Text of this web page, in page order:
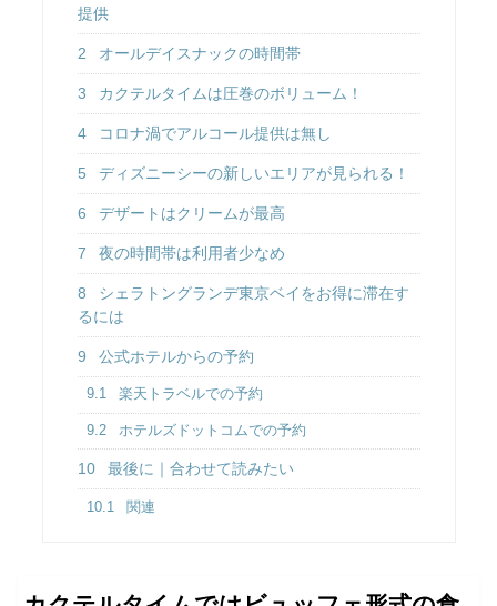
提供
2 オールデイスナックの時間帯
3 カクテルタイムは圧巻のボリューム！
4 コロナ渦でアルコール提供は無し
5 ディズニーシーの新しいエリアが見られる！
6 デザートはクリームが最高
7 夜の時間帯は利用者少なめ
8
シェラトングランデ東京ベイをお得に滞在す
るには
9 公式ホテルからの予約
9.1 楽天トラベルでの予約
9.2 ホテルズドットコムでの予約
10 最後に｜合わせて読みたい
10.1 関連